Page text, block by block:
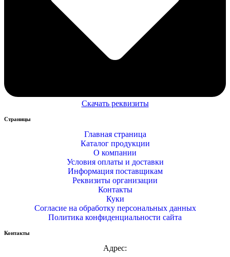
Скачать реквизиты
Страницы
Главная страница
Каталог продукции
О компании
Условия оплаты и доставки
Информация поставщикам
Реквизиты организации
Контакты
Куки
Согласие на обработку персональных данных
Политика конфиденциальности сайта
Контакты
Адрес: